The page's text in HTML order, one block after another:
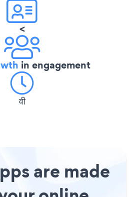
<
in engagement
वी
are made